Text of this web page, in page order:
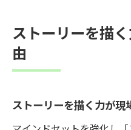
ストーリーを描
由
ストーリーを描く力が現